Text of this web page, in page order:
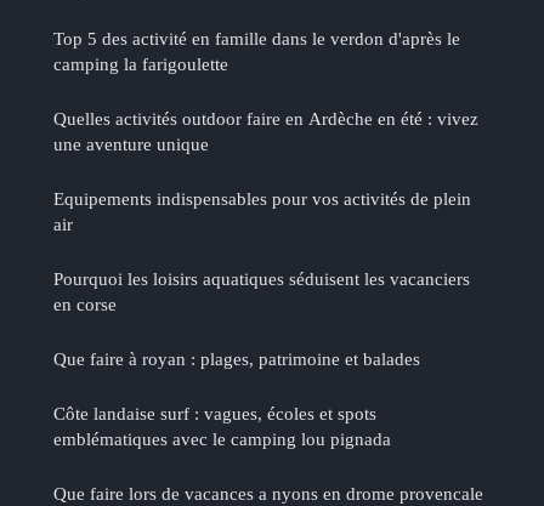
Top 5 des activité en famille dans le verdon d'après le
camping la farigoulette
Quelles activités outdoor faire en Ardèche en été : vivez
une aventure unique
Equipements indispensables pour vos activités de plein
air
Pourquoi les loisirs aquatiques séduisent les vacanciers
en corse
Que faire à royan : plages, patrimoine et balades
Côte landaise surf : vagues, écoles et spots
emblématiques avec le camping lou pignada
Que faire lors de vacances a nyons en drome provencale